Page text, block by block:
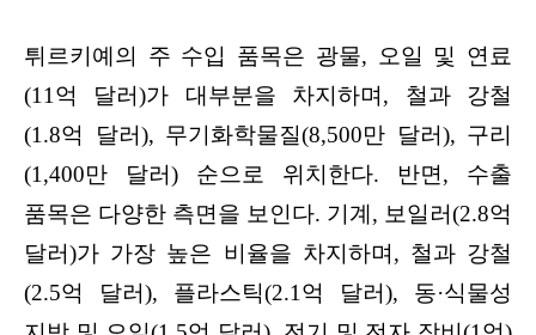
튀르키예의 주 수입 품목은 광물, 오일 및 연료
(11억 달러)가 대부분을 차지하며, 철과 강철
(1.8억 달러), 무기화학물질(8,500만 달러), 구리
(1,400만 달러) 순으로 위치한다. 반면, 수출
품목은 다양한 측면을 보인다. 기계, 보일러(2.8억
달러)가 가장 높은 비율을 차지하며, 철과 강철
(2.5억 달러), 플라스틱(2.1억 달러), 동·식물성